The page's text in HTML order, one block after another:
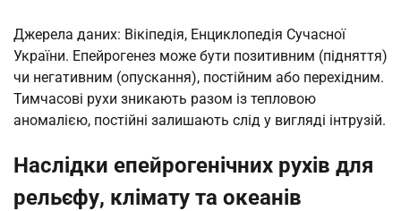
Джерела даних: Вікіпедія, Енциклопедія Сучасної
України. Епейрогенез може бути позитивним (підняття)
чи негативним (опускання), постійним або перехідним.
Тимчасові рухи зникають разом із тепловою
аномалією, постійні залишають слід у вигляді інтрузій.
Наслідки епейрогенічних рухів для
рельєфу, клімату та океанів